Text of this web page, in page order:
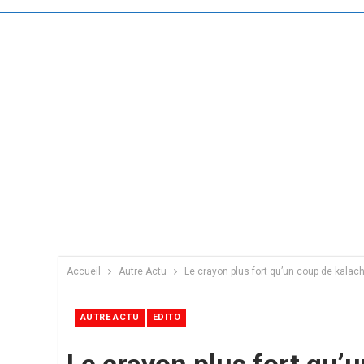
Accueil Autre Actu Le crayon plus fort qu’un coup de
AUTRE ACTU EDITO